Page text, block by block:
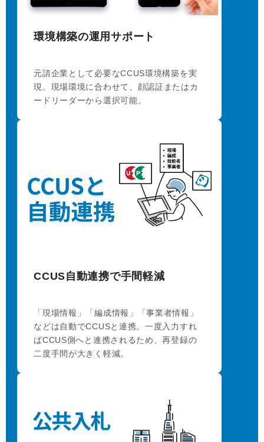
環境構築の運用サポート
元請企業として必要なCCUS環境構築を実
現。現場環境に合わせて、顔認証またはカ
ードリーダーから選択可能。
CCUS自動連携で手間軽減
「現場情報」「編成情報」「事業者情報」
などは自動でCCUSと連携。一度入力すれ
ばCCUS側へと連携されるため、再登録の
二度手間が大きく軽減。